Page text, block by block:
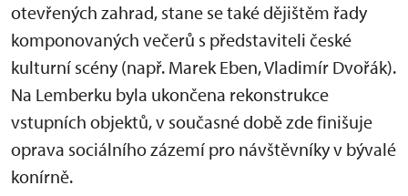
otevřených zahrad, stane se také dějištěm řady
komponovaných večerů s představiteli české
kulturní scény (např. Marek Eben, Vladimír Dvořák).
Na Lemberku byla ukončena rekonstrukce
vstupních objektů, v současné době zde finišuje
oprava sociálního zázemí pro návštěvníky v bývalé
konírně.